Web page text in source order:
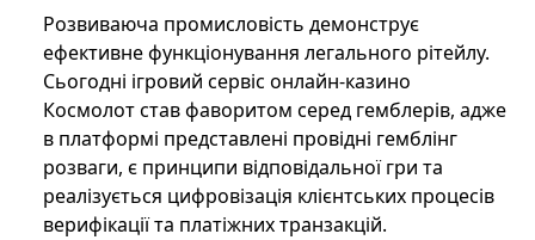
Розвиваюча промисловість демонструє
ефективне функціонування легального рітейлу.
Сьогодні ігровий сервіс онлайн-казино
Космолот став фаворитом серед гемблерів, адже
в платформі представлені провідні гемблінг
розваги, є принципи відповідальної гри та
реалізується цифровізація клієнтських процесів
верифікації та платіжних транзакцій.